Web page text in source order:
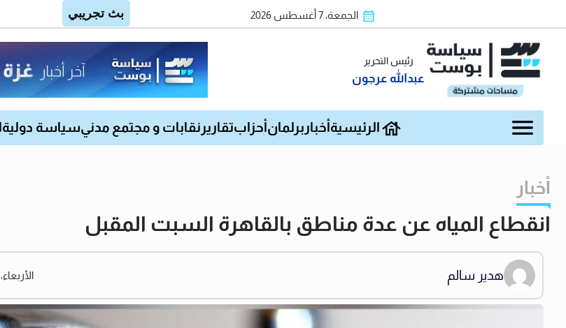
الجمعة، 7 أغسطس 2026
رئيس التحرير
عبدالله عرجون
الرئيسية أخبار برلمان أحزابتقارير نقابات و مجتمع مدنيسياسة دولية
أخبار
انقطاع المياه عن عدة مناطق بالقاهرة السبت المقبل
هدير سالم الأربعاء، 03 سبتمبر 2025 05:45 مساءً